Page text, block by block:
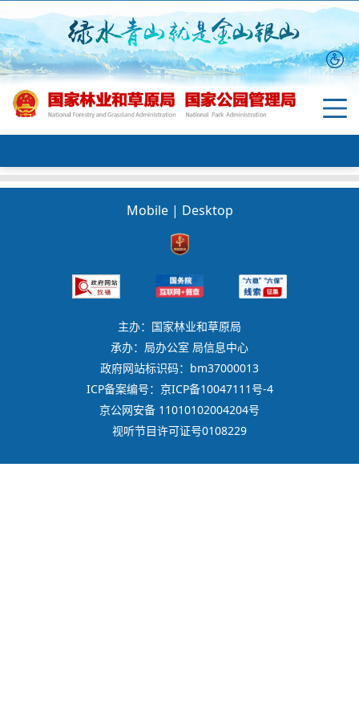
Mobile | Desktop
主办：国家林业和草原局
承办：局办公室 局信息中心
政府网站标识码：bm37000013
ICP备案编号：京ICP备10047111号-4
京公网安备 11010102004204号
视听节目许可证号0108229